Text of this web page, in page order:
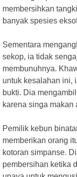
membersihkan
banyak spesies
Sementara
sekop, ia tidak
membunuhnya.
untuk kesalahan ini,
bukti. Dia
karena singa makan
Pemilik kebun
memberikan orang
kotoran simpanse.
pembersihan ketika